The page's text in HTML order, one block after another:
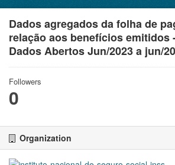
Dados agregados da folha de
relação aos benefícios emitidos
Dados Abertos Jun/2023 a jun/
Followers
0
Organization